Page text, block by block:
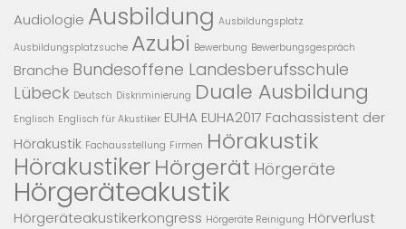
Audiologie Ausbildung Ausbildungsplatz
Ausbildungsplatzsuche Azubi Bewerbung Bewerbungsgespräch
Branche Bundesoffene Landesberufsschule
Lübeck Deutsch Diskriminierung Duale Ausbildung
Englisch Englisch für Akustiker EUHA EUHA2017 Fachassistent der
Hörakustik Fachausstellung Firmen Hörakustik
HörakustikerHörgerät Hörgeräte
Hörgeräteakustik
Hörgeräteakustikerkongress Hörgeräte Reinigung Hörverlust